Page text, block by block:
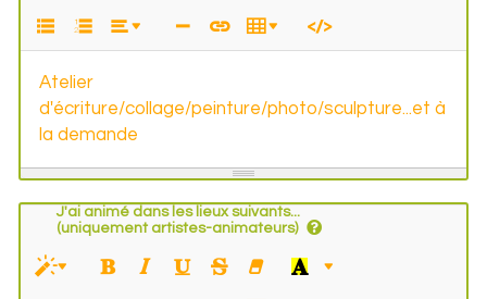
Atelier
d'écriture/collage/peinture/photo/sculpture...et à
la demande
J'ai animé dans les lieux suivants...
(uniquement artistes-animateurs)